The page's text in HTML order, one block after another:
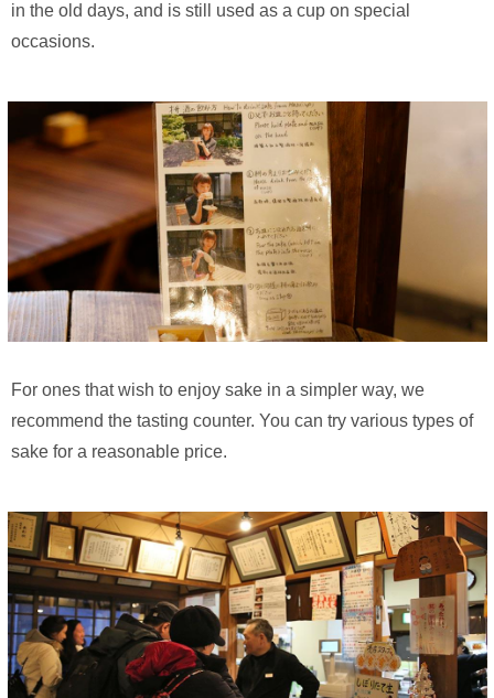
in the old days, and is still used as a cup on special
occasions.
For ones that wish to enjoy sake in a simpler way, we
recommend the tasting counter. You can try various types of
sake for a reasonable price.